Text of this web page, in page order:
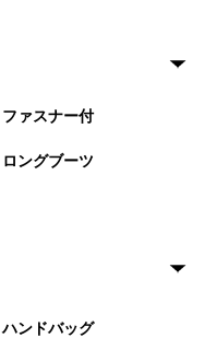
ファスナー付
ロングブーツ
ハンドバッグ